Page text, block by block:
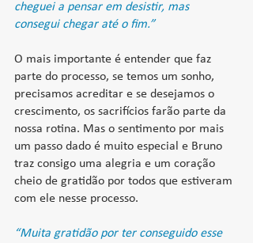
cheguei a pensar em desistir, mas
consegui chegar até o fim.”
O mais importante é entender que faz
parte do processo, se temos um sonho,
precisamos acreditar e se desejamos o
crescimento, os sacrifícios farão parte da
nossa rotina. Mas o sentimento por mais
um passo dado é muito especial e Bruno
traz consigo uma alegria e um coração
cheio de gratidão por todos que estiveram
com ele nesse processo.
“Muita gratidão por ter conseguido esse